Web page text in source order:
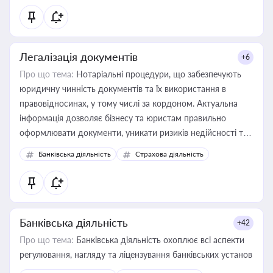
статусу суб'єктів оціночної діяльності
Легалізація документів +6
Про що тема: Нотаріальні процедури, що забезпечують
юридичну чинність документів та їх використання в
правовідносинах, у тому числі за кордоном. Актуальна
інформація дозволяє бізнесу та юристам правильно
оформлювати документи, уникати ризиків недійсності та
забезпечувати їх належне прийняття органами влади та
контрагентами
Банківська діяльність Страхова діяльність
Банківська діяльність +42
Про що тема: Банківська діяльність охоплює всі аспекти
регулювання, нагляду та ліцензування банківських установ